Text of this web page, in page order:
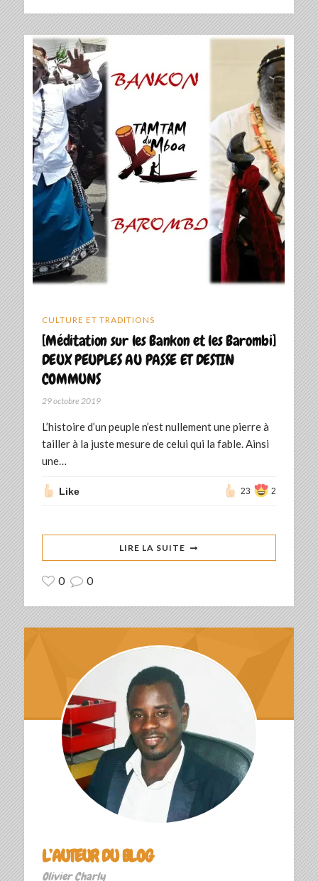
CULTURE ET TRADITIONS
[Méditation sur les Bankon et les Barombi]
DEUX PEUPLES AU PASSE ET DESTIN
COMMUNS
29 octobre 2019
L’histoire d’un peuple n’est nullement une pierre à
tailler à la juste mesure de celui qui la fable. Ainsi
une…
Like 23 2
LIRE LA SUITE
0 0
L’AUTEUR DU BLOG
Olivier Charly